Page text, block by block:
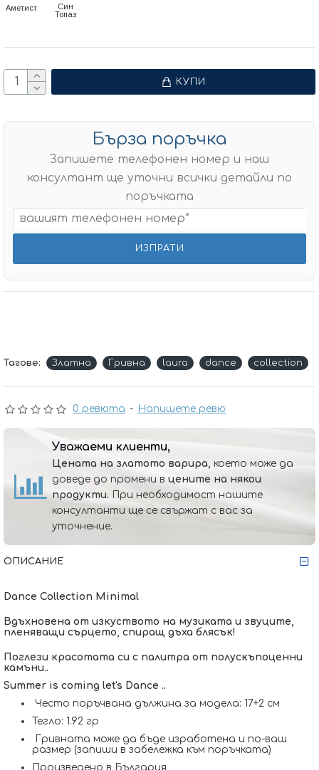
0 ревюта - Напишете ревю
Аметист
Син
Топаз
КУПИ
Бърза поръчка
Запишете телефонен номер и наш
консултант ще уточни всички детайли по
поръчката
Тагове: Златна Гривна laura dance collection
Уважаеми клиенти,
Цената на златото варира, което може да
доведе до промени в цените на някои
продукти. При необходимост нашите
консултанти ще се свържат с вас за
уточнение.
ОПИСАНИЕ
Dance Collection Minimal
Вдъхновена от изкуството на музиката и звуците,
пленяващи сърцето, спиращ дъха блясък!
Поглези красотата си с палитра от полускъпоценни
камъни..
Summer is coming let's Dance ..
Често поръчвана дължина за модела: 17+2 см
Тегло: 1.92 гр
Гривната може да бъде изработена и по-ваш
размер (запиши в забележка към поръчката)
Произведено в България